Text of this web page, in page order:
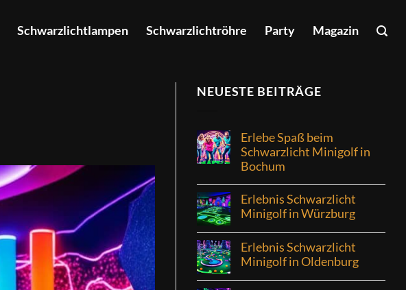
Schwarzlichtlampen Schwarzlichtröhre Party Magazin
NEUESTE BEITRÄGE
Erlebe Spaß beim
Schwarzlicht Minigolf in
Bochum
Erlebnis Schwarzlicht
Minigolf in Würzburg
Erlebnis Schwarzlicht
Minigolf in Oldenburg